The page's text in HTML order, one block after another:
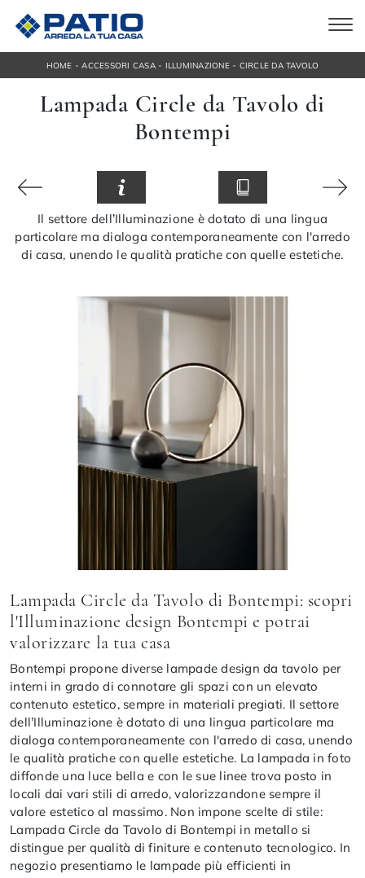
HOME -ACCESSORI CASA- ILLUMINAZIONE - CIRCLE DA TAVOLO
Lampada Circle da Tavolo di
Bontempi
Il settore dell’Illuminazione è dotato di una lingua
particolare ma dialoga contemporaneamente con l'arredo
di casa, unendo le qualità pratiche con quelle estetiche.
Lampada Circle da Tavolo di Bontempi: scopri
l'Illuminazione design Bontempi e potrai
valorizzare la tua casa
Bontempi propone diverse lampade design da tavolo per
interni in grado di connotare gli spazi con un elevato
contenuto estetico, sempre in materiali pregiati. Il settore
dell’Illuminazione è dotato di una lingua particolare ma
dialoga contemporaneamente con l'arredo di casa, unendo
le qualità pratiche con quelle estetiche. La lampada in foto
diffonde una luce bella e con le sue linee trova posto in
locali dai vari stili di arredo, valorizzandone sempre il
valore estetico al massimo. Non impone scelte di stile:
Lampada Circle da Tavolo di Bontempi in metallo si
distingue per qualità di finiture e contenuto tecnologico. In
negozio presentiamo le lampade più efficienti in